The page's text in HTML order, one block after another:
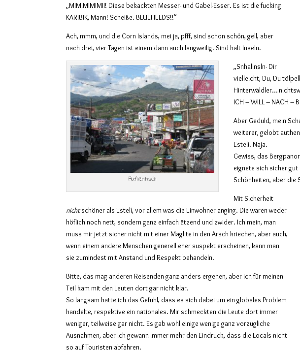
„MIMIMIMIMII! Diese bekackten Messer- und Gabel-Esser. Es ist die fucking
KARIBIK, Mann! Scheiße. BLUEFIELDS!!“
Ach, mmm, und die Corn Islands, mei ja, pfff, sind schon schön, gell, aber
nach drei, vier Tagen ist einem dann auch langweilig. Sind halt Inseln.
Authentisch
„Snhalinsln- Dir
vielleicht, Du, Du
Hinterwäldler…
ICH – WILL – NACH –
Aber Geduld, mein
weiterer, gelobt
Estelí. Naja.
Gewiss, das
eignete sich sicher
Schönheiten, aber die
Mit Sicherheit
nichtschöner als Estelí, vor allem was die Einwohner anging. Die waren weder
höflich noch nett, sondern ganz einfach ätzend und zwider. Ich mein, man
muss mir jetzt sicher nicht mit einer Maglite in den Arsch kriechen, aber auch,
wenn einem andere Menschen generell eher suspekt erscheinen, kann man
sie zumindest mit Anstand und Respekt behandeln.
Bitte, das mag anderen Reisenden ganz anders ergehen, aber ich für meinen
Teil kam mit den Leuten dort gar nicht klar.
So langsam hatte ich das Gefühl, dass es sich dabei um ein globales Problem
handelte, respektive ein nationales. Mir schmeckten die Leute dort immer
weniger, teilweise gar nicht. Es gab wohl einige wenige ganz vorzügliche
Ausnahmen, aber ich gewann immer mehr den Eindruck, dass die Locals nicht
so auf Touristen abfahren.